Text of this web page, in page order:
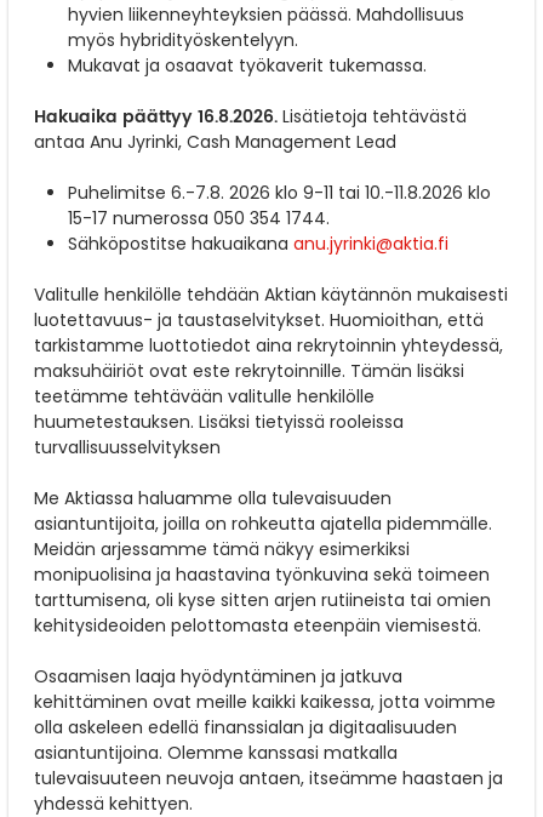
hyvien liikenneyhteyksien päässä. Mahdollisuus
myös hybridityöskentelyyn.
Mukavat ja osaavat työkaverit tukemassa.
Hakuaika päättyy 16.8.2026. Lisätietoja tehtävästä
antaa Anu Jyrinki, Cash Management Lead
Puhelimitse 6.-7.8. 2026 klo 9-11 tai 10.-11.8.2026 klo
15-17 numerossa 050 354 1744.
Sähköpostitse hakuaikana anu.jyrinki@aktia.fi
Valitulle henkilölle tehdään Aktian käytännön mukaisesti
luotettavuus- ja taustaselvitykset. Huomioithan, että
tarkistamme luottotiedot aina rekrytoinnin yhteydessä,
maksuhäiriöt ovat este rekrytoinnille. Tämän lisäksi
teetämme tehtävään valitulle henkilölle
huumetestauksen. Lisäksi tietyissä rooleissa
turvallisuusselvityksen
Me Aktiassa haluamme olla tulevaisuuden
asiantuntijoita, joilla on rohkeutta ajatella pidemmälle.
Meidän arjessamme tämä näkyy esimerkiksi
monipuolisina ja haastavina työnkuvina sekä toimeen
tarttumisena, oli kyse sitten arjen rutiineista tai omien
kehitysideoiden pelottomasta eteenpäin viemisestä.
Osaamisen laaja hyödyntäminen ja jatkuva
kehittäminen ovat meille kaikki kaikessa, jotta voimme
olla askeleen edellä finanssialan ja digitaalisuuden
asiantuntijoina. Olemme kanssasi matkalla
tulevaisuuteen neuvoja antaen, itseämme haastaen ja
yhdessä kehittyen.